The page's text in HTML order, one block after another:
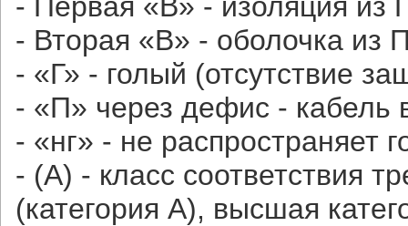
- Вторая «В» - оболочка из
- «Г» - голый (отсутствие
- «П» через дефис - кабель
- «нг» - не распространяет
- (А) - класс соответствия
(категория А), высшая